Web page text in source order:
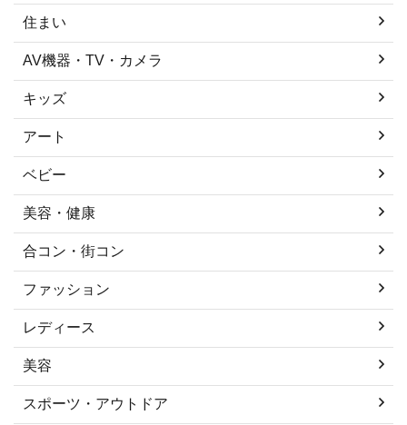
住まい
AV機器・TV・カメラ
キッズ
アート
ベビー
美容・健康
合コン・街コン
ファッション
レディース
美容
スポーツ・アウトドア